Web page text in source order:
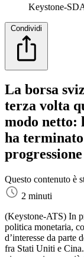
Keystone-
Condividi
La borsa
terza volta
modo netto:
ha
Questo contenuto è
2 minuti
(Keystone-ATS) In
politica monetaria,
d’interesse da parte
fra Stati Uniti e